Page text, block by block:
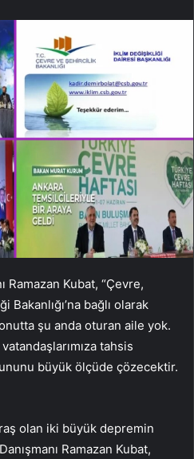
Ramazan Kubat, “Çevre,
bağlı olarak
şu anda oturan aile yok.
tahsis
büyük ölçüde çözecektir.
olan iki büyük depremin
Ramazan Kubat,